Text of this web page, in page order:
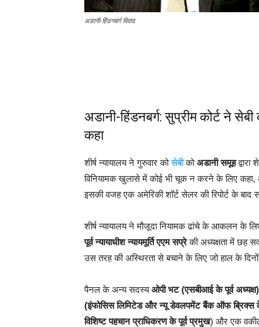
अडानी-हिंडनबर्ग विवाद
अडानी-हिंडनबर्ग: सुप्रीम कोर्ट ने
कहा
शीर्ष न्यायालय ने गुरुवार कोसेबीकोअडानी समूह
विनियामक खुलासे में कोई भी चूक न करने के लिए
इसकी वजह एक अमेरिकी शॉर्ट सेलर की रिपोर्ट के
शीर्ष न्यायालय ने मौजूदा नियामक ढांचे के आकलन के
पूर्व न्यायाधीश न्यायमूर्ति एएम सप्रेकी अध्यक्षता में छह
उस तरह की अस्थिरता से बचाने के लिए जो हाल के
पैनल के अन्य सदस्यओपी भट (एसबीआई के पूर्व अध्यक्ष)
(इंफोसिस लिमिटेड और न्यू डेवलपमेंट बैंक ऑफ ब्रिक्स
विशिष्ट पहचान प्राधिकरण के पूर्व प्रमुख) और एक